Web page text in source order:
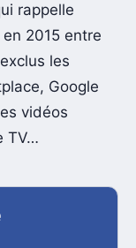
rappelle
2015 entre
les
Google
vidéos
TV…